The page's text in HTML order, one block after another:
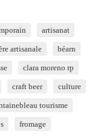
artisanat
artisanale béarn
clara moreno rp
craft beer culture
tourisme
fromage